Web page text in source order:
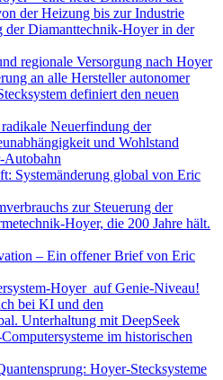
der Heizung bis zur Industrie
der Diamanttechnik-Hoyer in der
regionale Versorgung nach Hoyer
an alle Hersteller autonomer
definiert den neuen
Neuerfindung der
und Wohlstand
Autobahn
Systemänderung global von Eric
zur Steuerung der
Hoyer, die 200 Jahre hält.
– Ein offener Brief von Eric
Hoyer auf Genie-Niveau!
bei KI und den
Unterhaltung mit DeepSeek
im historischen
Hoyer-Stecksysteme